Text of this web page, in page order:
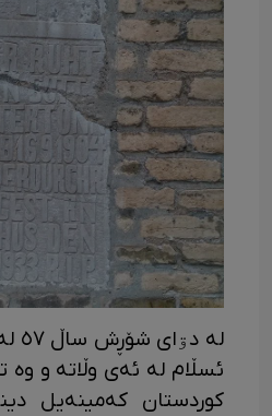
ئسڵام لە ئەی وڵاتە و وە
کوردستان کەمینەیل